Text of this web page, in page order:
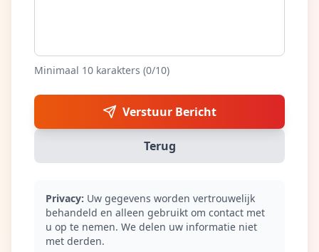
Minimaal 10 karakters (0/10)
Verstuur Bericht
Terug
Privacy: Uw gegevens worden vertrouwelijk
behandeld en alleen gebruikt om contact met
u op te nemen. We delen uw informatie niet
met derden.